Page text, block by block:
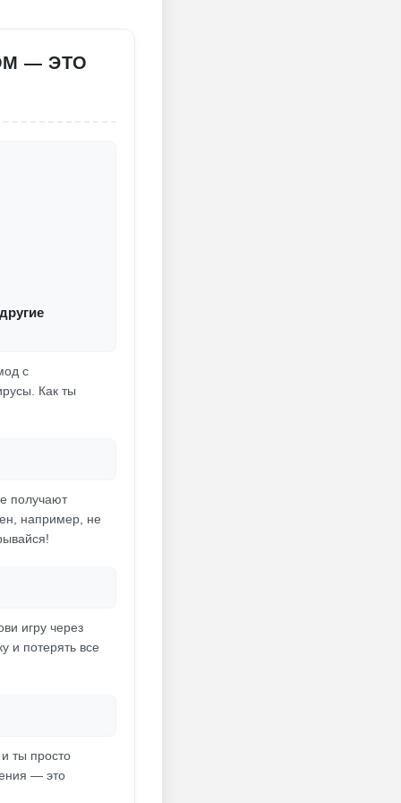
— ЭТО
с
Как ты
получают
например, не
игру через
и потерять все
ты просто
— это